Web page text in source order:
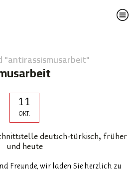
"antirassismusarbeit"
11
OKT.
deutsch-türkisch, früher
und heute
Freunde, wir laden Sie herzlich zu